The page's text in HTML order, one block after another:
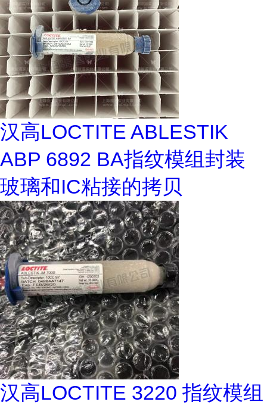
汉高LOCTITE ABLESTIK
ABP 6892 BA指纹模组封装
玻璃和IC粘接的拷贝
汉高LOCTITE 3220 指纹模组